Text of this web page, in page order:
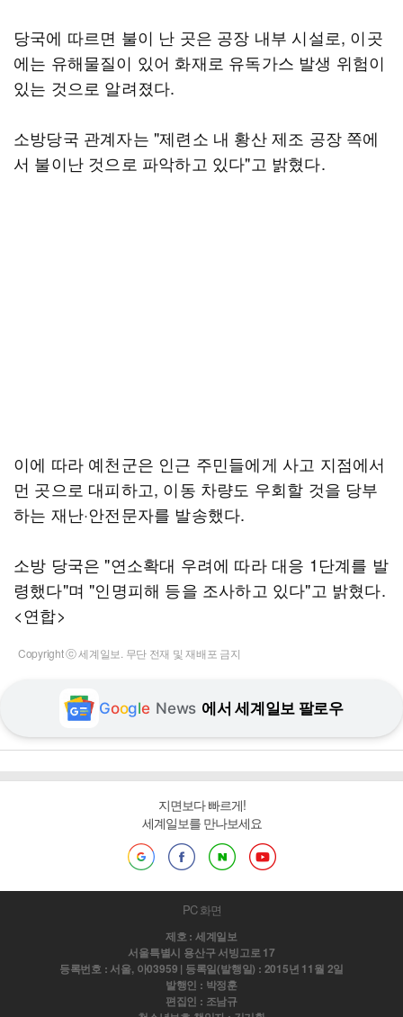
당국에 따르면 불이 난 곳은 공장 내부 시설로, 이곳
에는 유해물질이 있어 화재로 유독가스 발생 위험이
있는 것으로 알려졌다.
소방당국 관계자는 "제련소 내 황산 제조 공장 쪽에
서 불이난 것으로 파악하고 있다"고 밝혔다.
이에 따라 예천군은 인근 주민들에게 사고 지점에서
먼 곳으로 대피하고, 이동 차량도 우회할 것을 당부
하는 재난·안전문자를 발송했다.
소방 당국은 "연소확대 우려에 따라 대응 1단계를 발
령했다"며 "인명피해 등을 조사하고 있다"고 밝혔다.
<연합>
Copyright ⓒ 세계일보. 무단 전재 및 재배포 금지
Google News 에서 세계일보 팔로우
지면보다 빠르게!
세계일보를 만나보세요
PC 화면
제호 : 세계일보
서울특별시 용산구 서빙고로 17
등록번호 : 서울, 아03959 | 등록일(발행일) : 2015년 11월 2일
발행인 : 박정훈
편집인 : 조남규